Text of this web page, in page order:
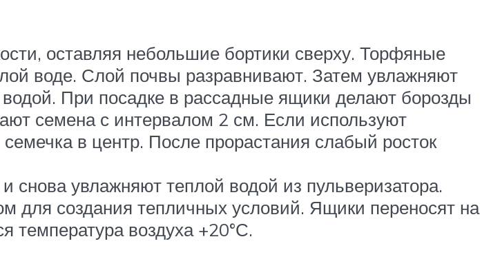
оставляя небольшие бортики сверху. Торфяные
воде. Слой почвы разравнивают. Затем увлажняют
При посадке в рассадные ящики делают борозды
семена с интервалом 2 см. Если используют
в центр. После прорастания слабый росток
увлажняют теплой водой из пульверизатора.
для создания тепличных условий. Ящики переносят на
температура воздуха +20°С.